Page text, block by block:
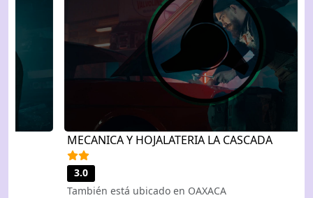
MECANICA Y HOJALATERIA LA CASCADA
También está ubicado en OAXACA